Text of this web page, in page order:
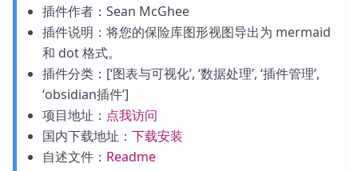
插件作者：Sean McGhee
插件说明：将您的保险库图形视图导出为 mermaid
和 dot 格式。
插件分类：[‘图表与可视化’, ‘数据处理’, ‘插件管理’,
‘obsidian插件’]
项目地址： 点我访问
国内下载地址： 下载安装
自述文件： Readme